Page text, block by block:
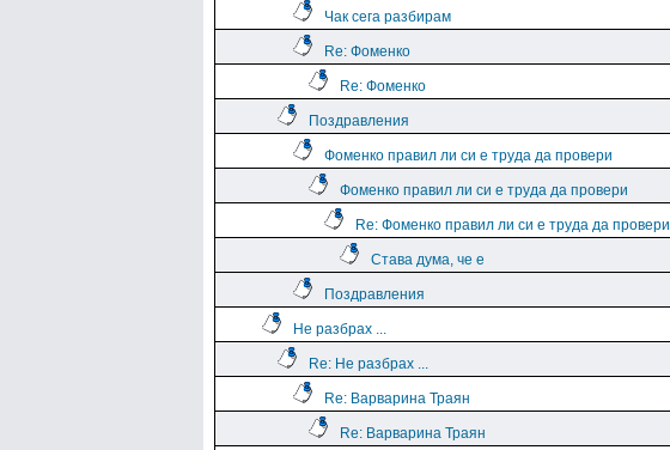
Чак сега разбирам
Re: Фоменко
Re: Фоменко
Поздравления
Фоменко правил ли си е труда да провери
Фоменко правил ли си е труда да провери
Re: Фоменко правил ли си е труда да провери
Става дума, че е
Поздравления
Не разбрах ...
Re: Не разбрах ...
Re: Варварина Траян
Re: Варварина Траян